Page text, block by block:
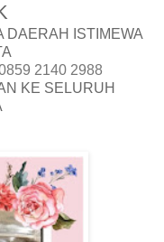
DAERAH ISTIMEWA
2140 2988
KE SELURUH